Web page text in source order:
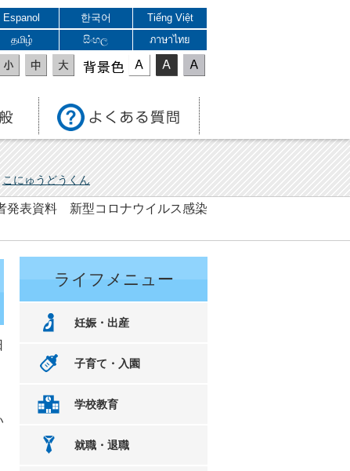
Espanol 한국어
Tiếng Việt
தமிழ் සිංහල ภาษาไทย
表示色
こにゅうどうくん
表資料 新型コロナウイルス感染
ライフメニュー
妊娠・出産
子育て・入園
学校教育
就職・退職